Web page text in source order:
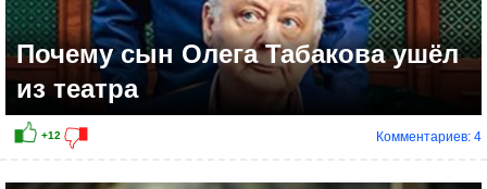
Почему сын Олега Табакова ушёл
из театра
Комментариев: 4